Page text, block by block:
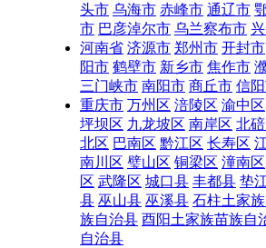
头市 乌海市 赤峰市 通辽市
市 巴彦淖尔市 乌兰察布市
河南省 济源市 郑州市 开封市
阳市 鹤壁市 新乡市 焦作市
三门峡市 南阳市 商丘市 信
重庆市 万州区 涪陵区 渝中区
坪坝区 九龙坡区 南岸区 北
北区 巴南区 黔江区 长寿区
南川区 璧山区 铜梁区 潼南区
区 武隆区 城口县 丰都县 垫
县 巫山县 巫溪县 石柱土家
族自治县 酉阳土家族苗族自
自治县